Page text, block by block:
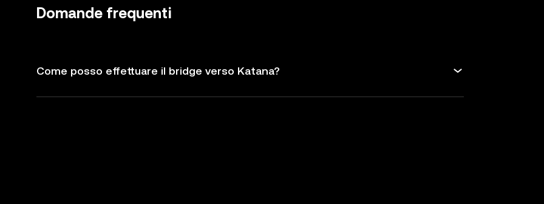
Domande frequenti
Come posso effettuare il bridge verso Katana?